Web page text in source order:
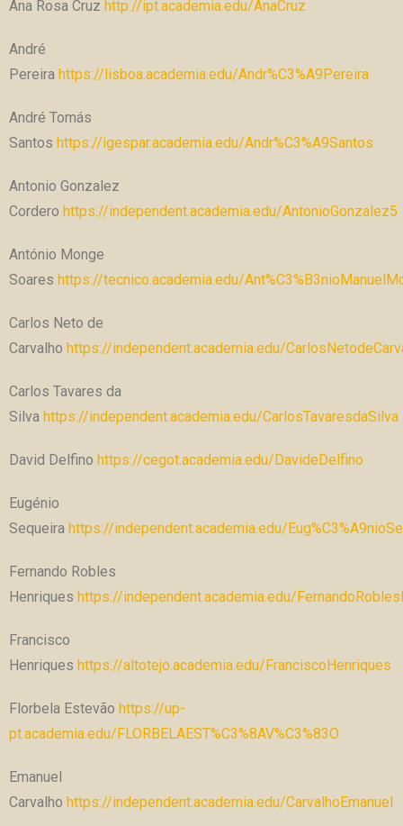
Ana Rosa Cruz http://ipt.academia.edu/AnaCruz
André
Pereira https://lisboa.academia.edu/Andr%C3%A9Pereira
André Tomás
Santos https://igespar.academia.edu/Andr%C3%A9Santos
Antonio Gonzalez
Cordero https://independent.academia.edu/AntonioGonzalez5
António Monge
Soares https://tecnico.academia.edu/
Carlos Neto de
Carvalho https://independent.academia.edu/
Carlos Tavares da
Silva https://independent.academia.edu/CarlosTavaresdaSilva
David Delfino https://cegot.academia.edu/DavideDelfino
Eugénio
Sequeira https://independent.academia.edu/
Fernando Robles
Henriques https://independent.academia.edu/
Francisco
Henriques https://altotejo.academia.edu/FranciscoHenriques
Florbela Estevão https://up-
pt.academia.edu/FLORBELAEST%C3%8AV%C3%83O
Emanuel
Carvalho https://independent.academia.edu/CarvalhoEmanuel